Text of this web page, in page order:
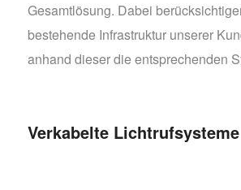
Gesamtlösung. Dabei
bestehende Infrastruktur unserer
anhand dieser die entsprechenden
Verkabelte Lichtrufsysteme